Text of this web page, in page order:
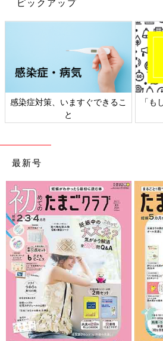
ピックアップ
すぐできるこ
「もしものときの」赤
最新号